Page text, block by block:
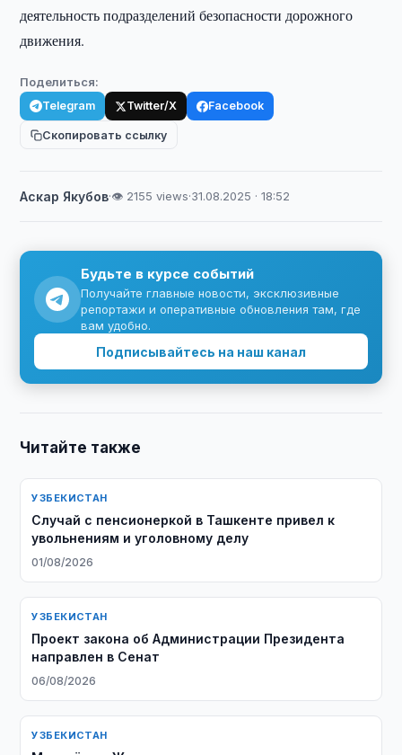
деятельность подразделений безопасности дорожного
движения.
Поделиться:
Telegram Twitter/X Facebook
Скопировать ссылку
Аскар Якубов·👁 2155 views·31.08.2025 · 18:52
Будьте в курсе событий
Получайте главные новости, эксклюзивные
репортажи и оперативные обновления там, где
вам удобно.
Подписывайтесь на наш канал
Читайте также
УЗБЕКИСТАН
Случай с пенсионеркой в Ташкенте привел к
увольнениям и уголовному делу
01/08/2026
УЗБЕКИСТАН
Проект закона об Администрации Президента
направлен в Сенат
06/08/2026
УЗБЕКИСТАН